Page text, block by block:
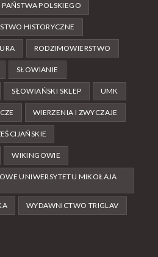
POLSKIEGO
HISTORYCZNE
RODZIMOWIERSTWO
SŁOWIANIE
SŁOWIAŃSKI SKLEP UMK
WIERZENIA I ZWYCZAJE
WIKINGOWIE
UNIWERSYTETU MIKOŁAJA
WYDAWNICTWO TRIGLAV